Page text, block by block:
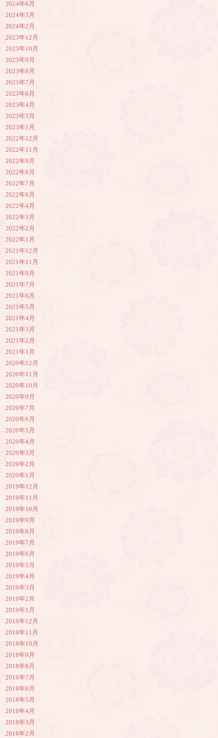
2024年6月
2024年3月
2024年2月
2023年12月
2023年10月
2023年9月
2023年8月
2023年7月
2023年6月
2023年4月
2023年3月
2023年1月
2022年12月
2022年11月
2022年9月
2022年8月
2022年7月
2022年6月
2022年4月
2022年3月
2022年2月
2022年1月
2021年12月
2021年11月
2021年9月
2021年7月
2021年6月
2021年5月
2021年4月
2021年3月
2021年2月
2021年1月
2020年12月
2020年11月
2020年10月
2020年9月
2020年7月
2020年6月
2020年5月
2020年4月
2020年3月
2020年2月
2020年1月
2019年12月
2019年11月
2019年10月
2019年9月
2019年8月
2019年7月
2019年6月
2019年5月
2019年4月
2019年3月
2019年2月
2019年1月
2018年12月
2018年11月
2018年10月
2018年9月
2018年8月
2018年7月
2018年6月
2018年5月
2018年4月
2018年3月
2018年2月